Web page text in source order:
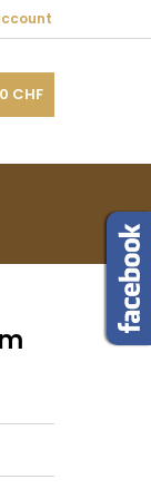
CHF